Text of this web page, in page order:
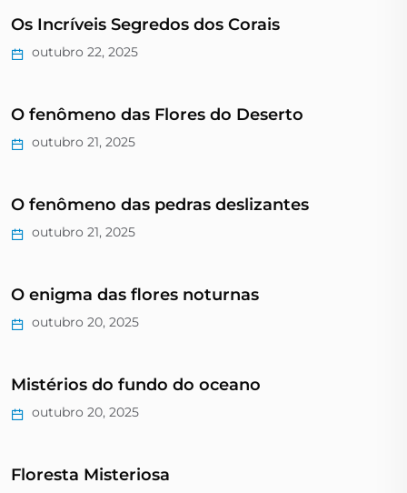
Os Incríveis Segredos dos Corais
outubro 22, 2025
O fenômeno das Flores do Deserto
outubro 21, 2025
O fenômeno das pedras deslizantes
outubro 21, 2025
O enigma das flores noturnas
outubro 20, 2025
Mistérios do fundo do oceano
outubro 20, 2025
Floresta Misteriosa